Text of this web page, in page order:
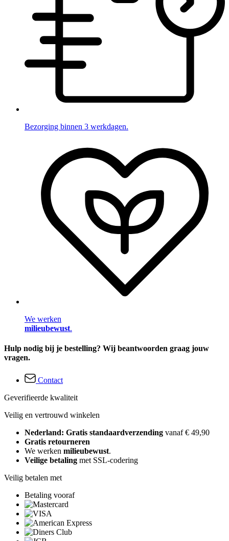
Bezorging binnen 3 werkdagen.
We werken
milieubewust.
Hulp nodig bij je bestelling? Wij beantwoorden graag jouw
vragen.
Contact
Geverifieerde kwaliteit
Veilig en vertrouwd winkelen
Nederland: Gratis standaardverzending vanaf € 49,90
Gratis retourneren
We werken milieubewust.
Veilige betaling met SSL-codering
Veilig betalen met
Betaling vooraf